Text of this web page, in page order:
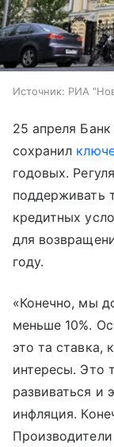
Источник: РИА
25 апреля
сохранил
годовых.
поддерживать
кредитных
для
году.
«Конечно, мы
меньше 10%.
это та ставка,
интересы. Это
развиваться и
инфляция.